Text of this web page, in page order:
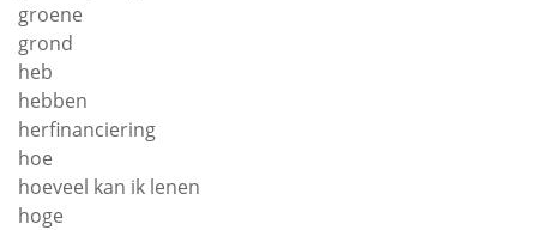
groene
grond
heb
hebben
herfinanciering
hoe
hoeveel kan ik lenen
hoge